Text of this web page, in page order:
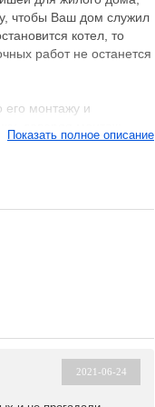
чтобы Ваш дом служил
котел, то
работ не останется
его монтажу и
Газоснабжение-
и удобством в
Показать полное описание
2021-06-24